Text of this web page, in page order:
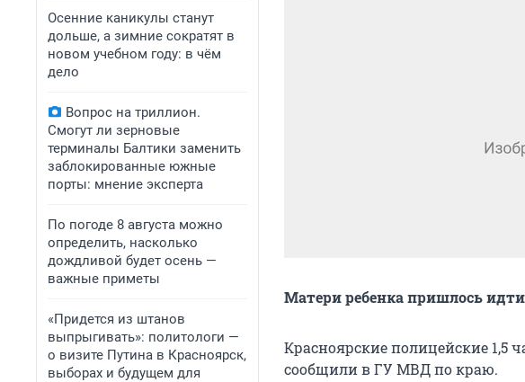
Осенние каникулы станут
дольше, а зимние сократят в
новом учебном году: в чём
дело
Вопрос на триллион.
Смогут ли зерновые
терминалы Балтики заменить
заблокированные южные
порты: мнение эксперта
По погоде 8 августа можно
определить, насколько
дождливой будет осень —
важные приметы
«Придется из штанов
выпрыгивать»: политологи —
о визите Путина в Красноярск,
выборах и будущем для
Матери ребенка пришлось
Красноярские полицейские 1,5
сообщили в ГУ МВД по краю.